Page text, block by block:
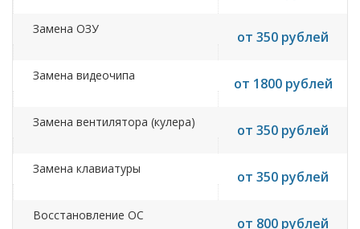
Замена ОЗУ от 350 рублей
Замена видеочипа от 1800 рублей
Замена вентилятора (кулера) от 350 рублей
Замена клавиатуры от 350 рублей
Восстановление ОС от 800 рублей